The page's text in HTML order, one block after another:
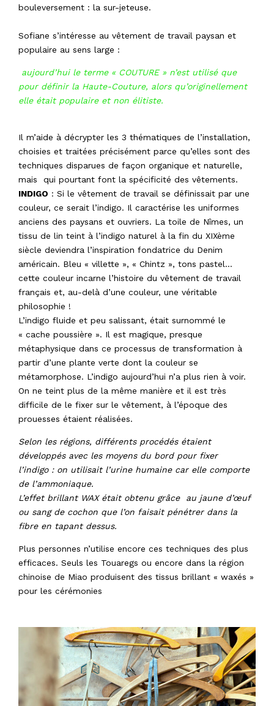
bouleversement : la sur-jeteuse.
Sofiane s’intéresse au vêtement de travail paysan et
populaire au sens large :
aujourd’hui le terme « COUTURE » n’est utilisé que
pour définir la Haute-Couture, alors qu’originellement
elle était populaire et non élitiste.
Il m’aide à décrypter les 3 thématiques de l’installation,
choisies et traitées précisément parce qu’elles sont des
techniques disparues de façon organique et naturelle,
mais qui pourtant font la spécificité des vêtements.
INDIGO : Si le vêtement de travail se définissait par une
couleur, ce serait l’indigo. Il caractérise les uniformes
anciens des paysans et ouvriers. La toile de Nîmes, un
tissu de lin teint à l’indigo naturel à la fin du XIXème
siècle deviendra l’inspiration fondatrice du Denim
américain. Bleu « villette », « Chintz », tons pastel…
cette couleur incarne l’histoire du vêtement de travail
français et, au-delà d’une couleur, une véritable
philosophie !
L’indigo fluide et peu salissant, était surnommé le
« cache poussière ». Il est magique, presque
métaphysique dans ce processus de transformation à
partir d’une plante verte dont la couleur se
métamorphose. L’indigo aujourd’hui n’a plus rien à voir.
On ne teint plus de la même manière et il est très
difficile de le fixer sur le vêtement, à l’époque des
prouesses étaient réalisées.
Selon les régions, différents procédés étaient
développés avec les moyens du bord pour fixer
l’indigo : on utilisait l’urine humaine car elle comporte
de l’ammoniaque.
L’effet brillant WAX était obtenu grâce au jaune d’œuf
ou sang de cochon que l’on faisait pénétrer dans la
fibre en tapant dessus.
Plus personnes n’utilise encore ces techniques des plus
efficaces. Seuls les Touaregs ou encore dans la région
chinoise de Miao produisent des tissus brillant « waxés »
pour les cérémonies